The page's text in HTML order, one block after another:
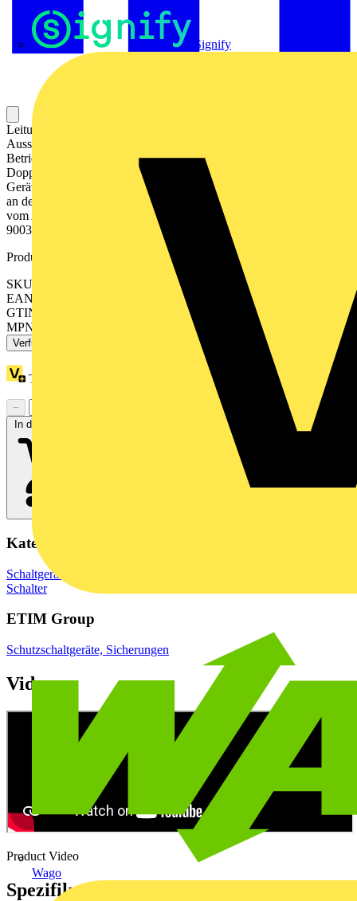
Signify
Wago
Leitungsschutzschalter Resi9 . 1 polig, 13A, Charakteristik B.
Ausschaltvermögen von 6kA nach IEC/EN 60898-1.
Betriebsspannung (Ue) 230V AC, Betriebsfrequenz 50/60 Hz.
Doppelfunktionsklemme für Kabel und Gabelkammschiene an der
Geräteunterseite. Hintenliegendes Hutschienen-Befestigungselement
an der Geräteunterseite. Sprungschaltung für verschleißarmes und
vom Anwender unabhängiges Schalten der Kontakte. Farbton RAL
9003.
Produktkennzeichen
SKU: R9F23113
EAN: 3606489590086
GTIN: 3606489590086
MPN: R9F23113
Verfügbar: 3 Händler
Treuepunkte:
−
In den Warenkorb
Kategorien
Schaltgeräte & Überstromschutz
Schalter
ETIM Group
Schutzschaltgeräte, Sicherungen
Videos
Product Video
Spezifikationen